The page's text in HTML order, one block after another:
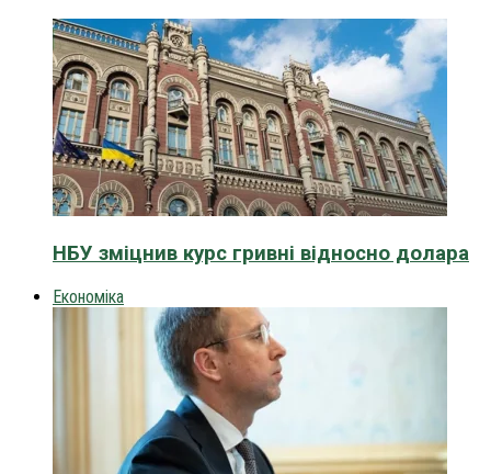
НБУ зміцнив курс гривні відносно долара
Економіка